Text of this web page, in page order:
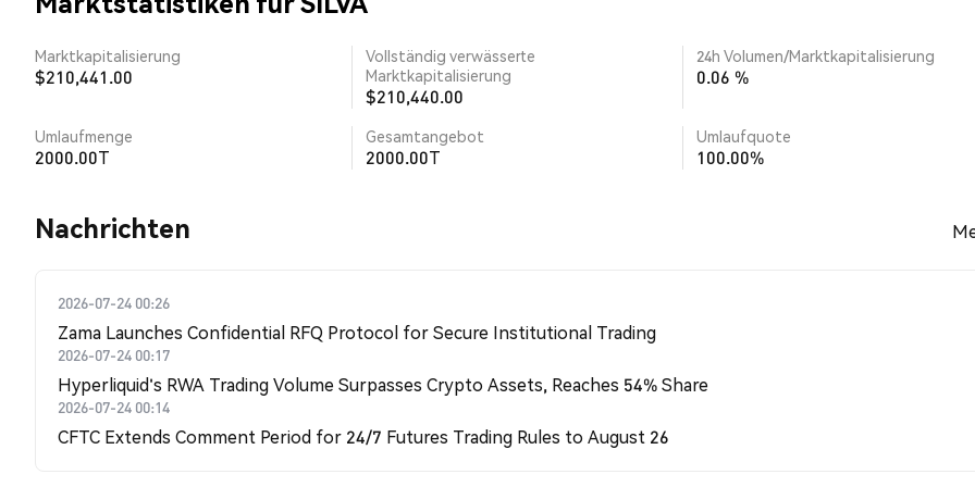
Marktkapitalisierung
$210,441.00
Vollständig verwässerte
Marktkapitalisierung
$210,440.00
24h Volumen/Marktkapitalisierung
0.06 %
Umlaufmenge
2000.00T
Gesamtangebot
2000.00T
Umlaufquote
100.00%
Nachrichten
2026-07-24 00:26
Zama Launches Confidential RFQ Protocol for Secure Institutional Trading
2026-07-24 00:17
Hyperliquid's RWA Trading Volume Surpasses Crypto Assets, Reaches 54% Share
2026-07-24 00:14
CFTC Extends Comment Period for 24/7 Futures Trading Rules to August 26